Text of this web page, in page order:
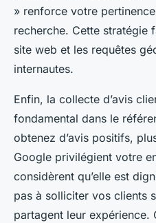
» renforce votre
recherche. Cette stratégie
site web et les requêtes
internautes.
Enfin, la collecte d’avis
fondamental dans le
obtenez d’avis positifs,
Google privilégient votre
considèrent qu’elle est
pas à solliciter vos clients
partagent leur expérience.